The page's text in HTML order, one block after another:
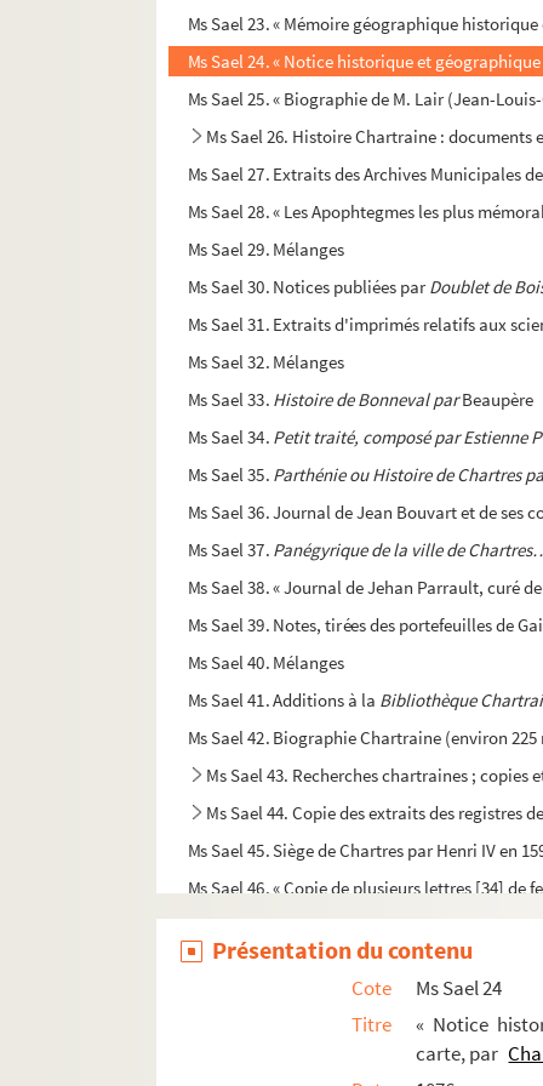
Ms Sael 23. « Mémoire géographique
Ms Sael 24. « Notice historique et
Ms Sael 25. « Biographie de M. Lair (Jean-
Ms Sael 26. Histoire Chartraine :
Ms Sael 27. Extraits des Archives Municipales
Ms Sael 28. « Les Apophtegmes les plus
Ms Sael 29. Mélanges
Ms Sael 30. Notices publiées parDoublet de
Ms Sael 31. Extraits d'imprimés relatifs aux
Ms Sael 32. Mélanges
Ms Sael 33. Histoire de Bonneval parBeaupère
Ms Sael 34. Petit traité, composé par Estienne
Ms Sael 35. Parthénie ou Histoire de Chartres
Ms Sael 36. Journal de Jean Bouvart et de ses
Ms Sael 37. Panégyrique de la ville de
Ms Sael 38. « Journal de Jehan Parrault, curé
Ms Sael 39. Notes, tirées des portefeuilles de
Ms Sael 40. Mélanges
Ms Sael 41. Additions à la Bibliothèque
Ms Sael 42. Biographie Chartraine (environ 225
Ms Sael 43. Recherches chartraines ;
Ms Sael 44. Copie des extraits des registres
Ms Sael 45. Siège de Chartres par Henri IV en
Ms Sael 46. « Copie de plusieurs lettres [34] de
Ms Sael 47. Notes prises aux séances du
Ms Sael 48. Mélanges
Ms Sael 49. « Journal des choses plus
Ms Sael 50. « Journal des choses plus
Présentation du contenu
Cote
Ms Sael 24
Titre
« Notice
carte, par